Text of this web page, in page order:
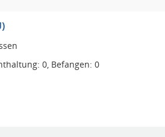
0, Befangen: 0